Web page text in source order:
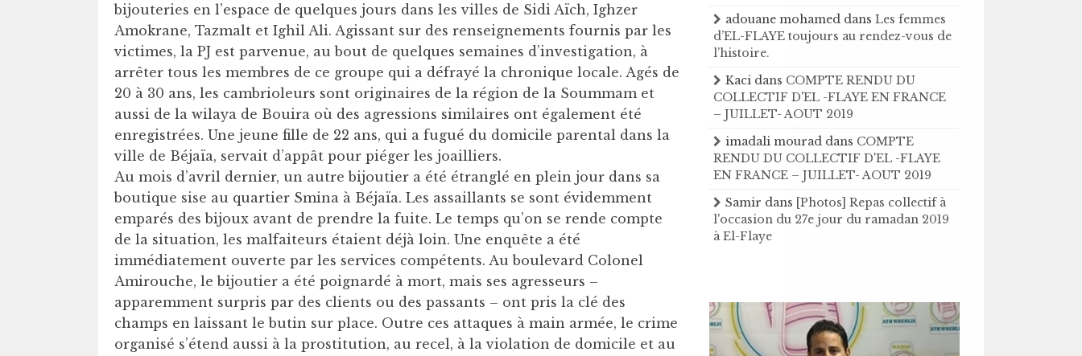
bijouteries en l’espace de quelques jours dans les villes de Sidi Aïch, Ighzer
Amokrane, Tazmalt et Ighil Ali. Agissant sur des renseignements fournis par les
victimes, la PJ est parvenue, au bout de quelques semaines d’investigation, à
arrêter tous les membres de ce groupe qui a défrayé la chronique locale. Agés de
20 à 30 ans, les cambrioleurs sont originaires de la région de la Soummam et
aussi de la wilaya de Bouira où des agressions similaires ont également été
enregistrées. Une jeune fille de 22 ans, qui a fugué du domicile parental dans la
ville de Béjaïa, servait d’appât pour piéger les joailliers.
Au mois d’avril dernier, un autre bijoutier a été étranglé en plein jour dans sa
boutique sise au quartier Smina à Béjaïa. Les assaillants se sont évidemment
emparés des bijoux avant de prendre la fuite. Le temps qu’on se rende compte
de la situation, les malfaiteurs étaient déjà loin. Une enquête a été
immédiatement ouverte par les services compétents. Au boulevard Colonel
Amirouche, le bijoutier a été poignardé à mort, mais ses agresseurs –
apparemment surpris par des clients ou des passants – ont pris la clé des
champs en laissant le butin sur place. Outre ces attaques à main armée, le crime
organisé s’étend aussi à la prostitution, au recel, à la violation de domicile et au
adouane mohamed dansLes femmes
d’EL-FLAYE toujours au rendez-vous de
l’histoire .
Kaci dans COMPTE RENDU DU
COLLECTIF D'EL -FLAYE EN FRANCE
– JUILLET- AOUT 2019
imadali mourad dans COMPTE
RENDU DU COLLECTIF D'EL -FLAYE
EN FRANCE – JUILLET- AOUT 2019
Samir dans [Photos] Repas collectif à
l'occasion du 27e jour du ramadan 2019
à El-Flaye